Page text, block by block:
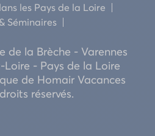
les Pays de la Loire
Séminaires
de la Brèche - Varennes
- Pays de la Loire
de Homair Vacances
réservés.